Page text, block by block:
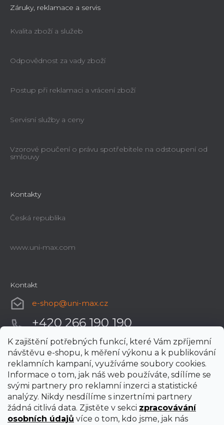
K zajištění potřebných funkcí, které Vám zpříjemní
návštěvu e-shopu, k měření výkonu a k publikování
reklamních kampaní, využíváme soubory cookies.
Informace o tom, jak náš web používáte, sdílíme se
svými partnery pro reklamní inzerci a statistické
analýzy. Nikdy nesdílíme s inzertními partnery
žádná citlivá data. Zjistěte v sekci zpracovávání
osobních údajů více o tom, kdo jsme, jak nás
Záruky, reklamace a servis
Kvalita zboží a služeb
Odpovědnost za vady zboží
Postup při reklamaci a vrácení zboží
Servisní služby a ceny
Vzorové poučení o právu spotřebitele na odstoupení od
smlouvy
Kontakty
Česká republika
www.uni-max.com
Kontakt
e-shop@uni-max.cz
+420 266 190 190